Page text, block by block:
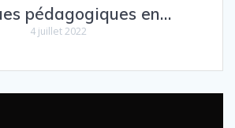
pédagogiques en…
4 juillet 2022